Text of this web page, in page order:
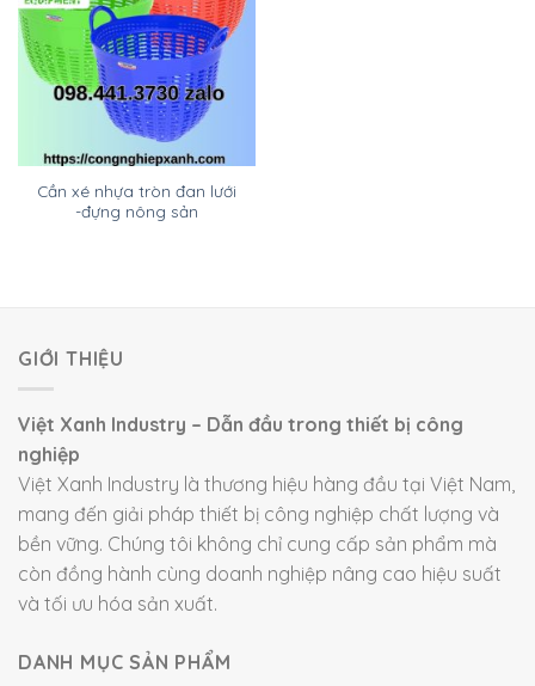
Cần xé nhựa tròn đan lưới
-đựng nông sản
GIỚI THIỆU
Việt Xanh Industry – Dẫn đầu trong thiết bị công
nghiệp
Việt Xanh Industry là thương hiệu hàng đầu tại Việt Nam,
mang đến giải pháp thiết bị công nghiệp chất lượng và
bền vững. Chúng tôi không chỉ cung cấp sản phẩm mà
còn đồng hành cùng doanh nghiệp nâng cao hiệu suất
và tối ưu hóa sản xuất.
DANH MỤC SẢN PHẨM